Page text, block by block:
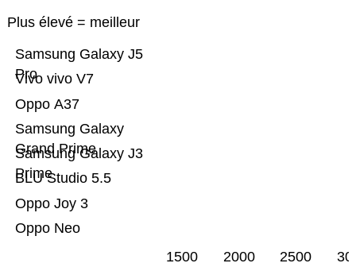
Plus élevé = meilleur
Oppo Neo
Oppo Joy 3
BLU Studio 5.5
Samsung Galaxy J3
Prime
Samsung Galaxy
Grand Prime
Oppo A37
Vivo vivo V7
Samsung Galaxy J5
Pro
1500 2000 2500